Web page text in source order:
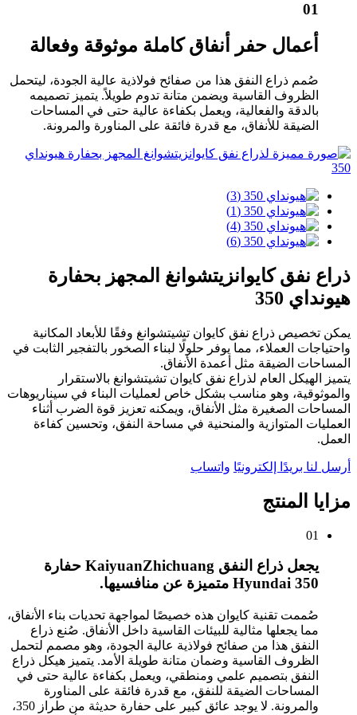
01
أعمال حفر أنفاق كاملة موثوقة وفعالة
صُمم ذراع النفق هذا من صفائح فولاذية عالية الجودة، ليتحمل
الظروف القاسية ويضمن متانة تدوم طويلاً. يتميز تصميمه
بالدقة والفعالية، ويعمل بكفاءة عالية حتى في المساحات
الضيقة للأنفاق، مع قدرة فائقة على المناورة والمرونة.
ذراع نفق كايوانزيتشوانغ المجهز بحفارة
هيونداي 350
يمكن تخصيص ذراع نفق كايوان تشيتشوانغ وفقًا للأبعاد المكانية
واحتياجات العملاء، مما يوفر حلولًا لبناء الصخور بالتفجير الثابت في
المساحات الضيقة مثل أعمدة الأنفاق.
يتميز الهيكل العام لذراع نفق كايوان تشيتشوانغ بالاستقرار
والموثوقية، وهو مناسب بشكل خاص لعمليات البناء في سيناريوهات
المساحات الصغيرة مثل الأنفاق، ويمكنه تعزيز قوة الضرب أثناء
العمليات المتوازية والمنحنية في مساحة النفق، وتحسين كفاءة
العمل.
أرسل لنا بريدًا إلكترونيًا واتساب
مزايا المنتج
01
يجعل ذراع النفق KaiyuanZhichuang حفارة
Hyundai 350 متميزة عن منافسيها.
صُممت تقنية كايوان هذه خصيصًا لمواجهة تحديات بناء الأنفاق،
مما يجعلها مثالية للبيئات القاسية داخل الأنفاق. صُنع ذراع
النفق هذا من صفائح فولاذية عالية الجودة، وهو مصمم لتحمل
الظروف القاسية وضمان متانة طويلة الأمد. يتميز هيكل ذراع
النفق بتصميم علمي ومنطقي، ويعمل بكفاءة عالية حتى في
المساحات الضيقة للنفق، مع قدرة فائقة على المناورة
والمرونة. لا يوجد عائق كبير على حفارة حديثة من طراز 350،